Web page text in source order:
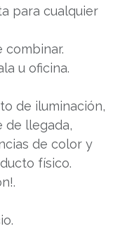
para cualquier
combinar.
u oficina.
de iluminación,
de llegada,
de color y
físico.